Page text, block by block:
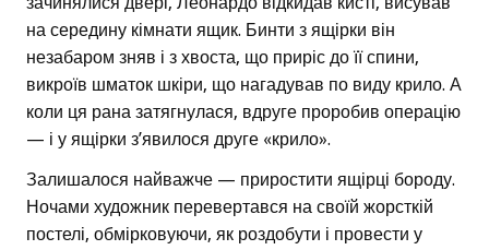
на середину кімнати ящик. Бинти з ящірки він
незабаром зняв і з хвоста, що приріс до її спини,
викроїв шматок шкіри, що нагадував по виду крило. А
коли ця рана затягнулася, вдруге проробив операцію
— і у ящірки з’явилося друге «крило».
Залишалося найважче — приростити ящірці бороду.
Ночами художник перевертався на своїй жорсткій
постелі, обмірковуючи, як роздобути і провести у